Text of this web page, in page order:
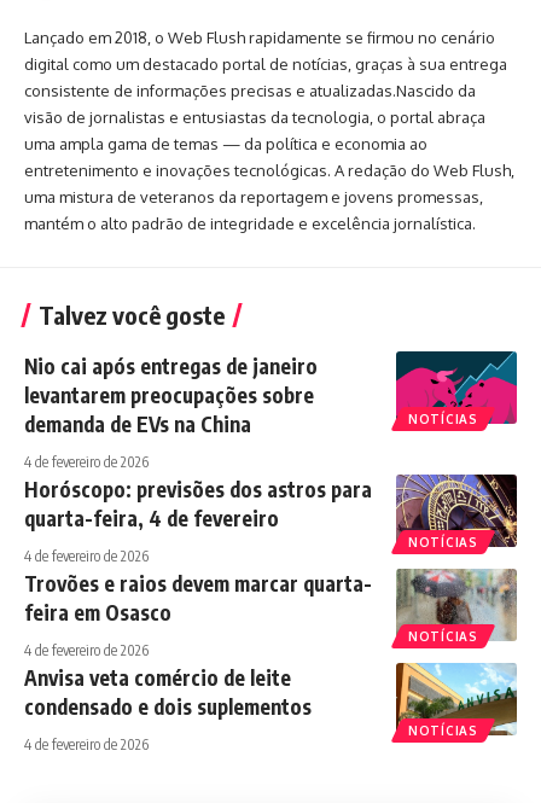
Lançado em 2018, o Web Flush rapidamente se firmou no cenário
digital como um destacado portal de notícias, graças à sua entrega
consistente de informações precisas e atualizadas.Nascido da
visão de jornalistas e entusiastas da tecnologia, o portal abraça
uma ampla gama de temas — da política e economia ao
entretenimento e inovações tecnológicas. A redação do Web Flush,
uma mistura de veteranos da reportagem e jovens promessas,
mantém o alto padrão de integridade e excelência jornalística.
Talvez você goste
NOTÍCIAS
Nio cai após entregas de janeiro
levantarem preocupações sobre
demanda de EVs na China
4 de fevereiro de 2026
NOTÍCIAS
Horóscopo: previsões dos astros para
quarta-feira, 4 de fevereiro
4 de fevereiro de 2026
NOTÍCIAS
Trovões e raios devem marcar quarta-
feira em Osasco
4 de fevereiro de 2026
NOTÍCIAS
Anvisa veta comércio de leite
condensado e dois suplementos
4 de fevereiro de 2026